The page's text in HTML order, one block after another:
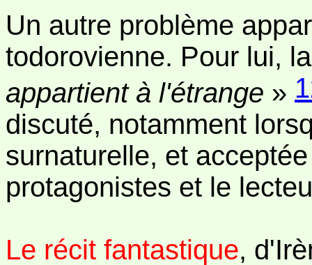
Un autre problème
todorovienne. Pour lui,
appartient à l'étrange »
discuté, notamment
surnaturelle, et
protagonistes et le
Le récit fantastique,